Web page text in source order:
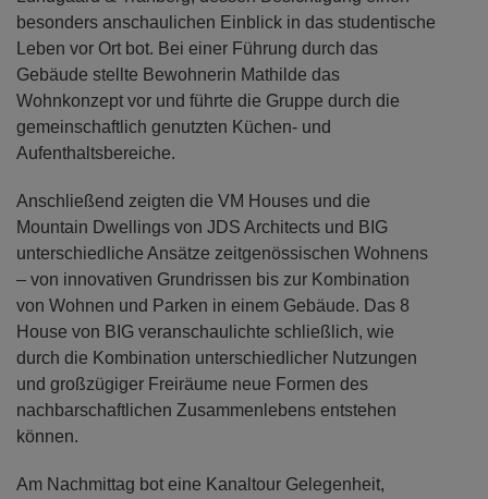
besonders anschaulichen Einblick in das studentische
Leben vor Ort bot. Bei einer Führung durch das
Gebäude stellte Bewohnerin Mathilde das
Wohnkonzept vor und führte die Gruppe durch die
gemeinschaftlich genutzten Küchen- und
Aufenthaltsbereiche.
Anschließend zeigten die VM Houses und die
Mountain Dwellings von JDS Architects und BIG
unterschiedliche Ansätze zeitgenössischen Wohnens
– von innovativen Grundrissen bis zur Kombination
von Wohnen und Parken in einem Gebäude. Das 8
House von BIG veranschaulichte schließlich, wie
durch die Kombination unterschiedlicher Nutzungen
und großzügiger Freiräume neue Formen des
nachbarschaftlichen Zusammenlebens entstehen
können.
Am Nachmittag bot eine Kanaltour Gelegenheit,